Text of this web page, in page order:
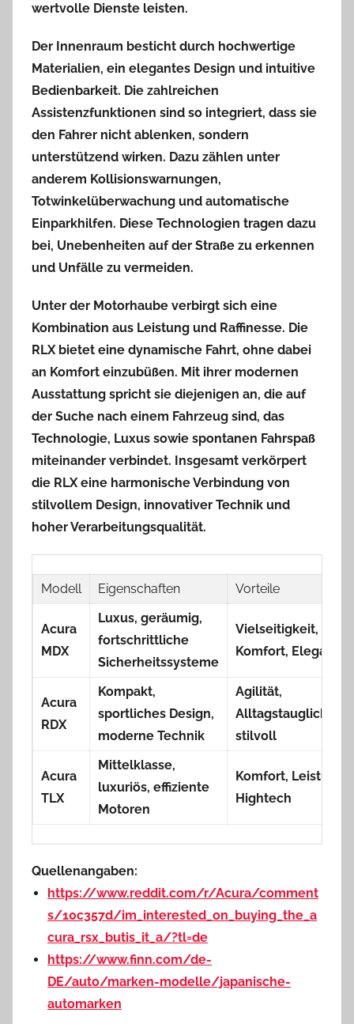
wertvolle Dienste leisten.
Der Innenraum besticht durch hochwertige
Materialien, ein elegantes Design und intuitive
Bedienbarkeit. Die zahlreichen
Assistenzfunktionen sind so integriert, dass sie
den Fahrer nicht ablenken, sondern
unterstützend wirken. Dazu zählen unter
anderem Kollisionswarnungen,
Totwinkelüberwachung und automatische
Einparkhilfen. Diese Technologien tragen dazu
bei, Unebenheiten auf der Straße zu erkennen
und Unfälle zu vermeiden.
Unter der Motorhaube verbirgt sich eine
Kombination aus Leistung und Raffinesse. Die
RLXbietet eine dynamische Fahrt, ohne dabei
an Komfort einzubüßen. Mit ihrer modernen
Ausstattung spricht sie diejenigen an, die auf
der Suche nach einem Fahrzeug sind, das
Technologie, Luxus sowie spontanen Fahrspaß
miteinander verbindet. Insgesamt verkörpert
die RLX eine harmonische Verbindung von
stilvollem Design, innovativer Technik und
hoher Verarbeitungsqualität.
Modell Eigenschaften Vorteile
Acura
MDX
Luxus, geräumig,
fortschrittliche
Sicherheitssysteme
Vielseitigkeit,
Komfort, Eleganz
Acura
RDX
Kompakt,
sportliches Design,
moderne Technik
Agilität,
Alltagstauglichkeit,
stilvoll
Acura
TLX
Mittelklasse,
luxuriös, effiziente
Motoren
Komfort, Leistung,
Hightech
Quellenangaben:
https://www.reddit.com/r/Acura/comment
s/10c357d/im_interested_on_buying_the_a
cura_rsx_butis_it_a/?tl=de
https://www.finn.com/de-
DE/auto/marken-modelle/japanische-
automarken